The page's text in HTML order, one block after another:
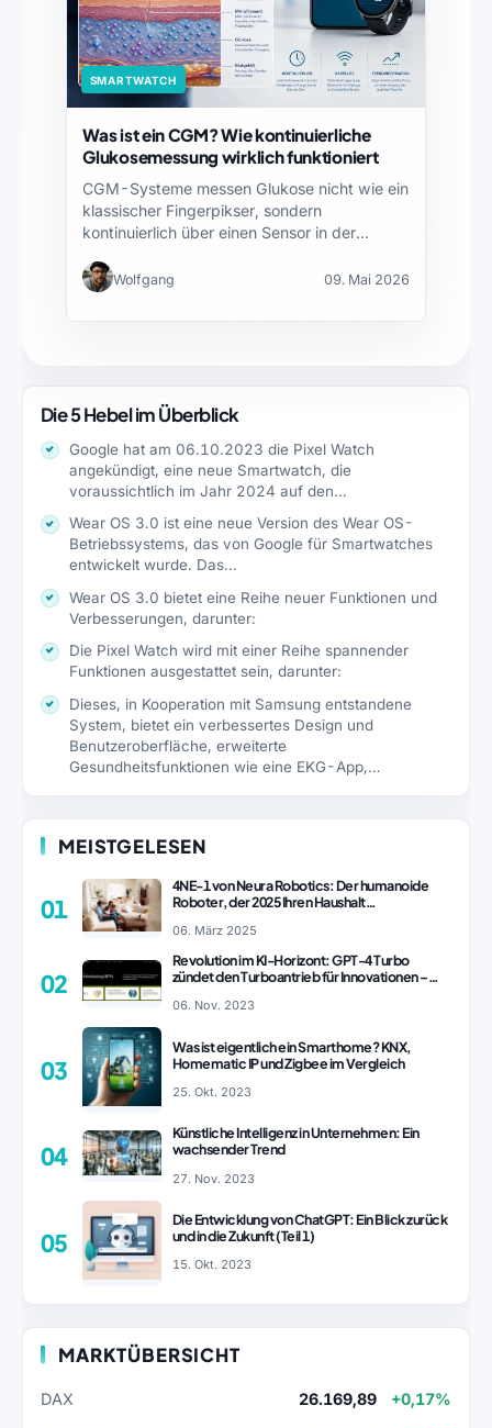
SMARTWATCH
Was ist ein CGM? Wie kontinuierliche
Glukosemessung wirklich funktioniert
CGM-Systeme messen Glukose nicht wie ein
klassischer Fingerpikser, sondern
kontinuierlich über einen Sensor in der
Wolfgang 09. Mai 2026
Die 5 Hebel im Überblick
Google hat am 06.10.2023 die Pixel Watch
angekündigt, eine neue Smartwatch, die
voraussichtlich im Jahr 2024 auf den…
Wear OS 3.0 ist eine neue Version des Wear OS-
Betriebssystems, das von Google für Smartwatches
entwickelt wurde. Das…
Wear OS 3.0 bietet eine Reihe neuer Funktionen und
Verbesserungen, darunter:
Die Pixel Watch wird mit einer Reihe spannender
Funktionen ausgestattet sein, darunter:
Dieses, in Kooperation mit Samsung entstandene
System, bietet ein verbessertes Design und
Benutzeroberfläche, erweiterte
Gesundheitsfunktionen wie eine EKG-App,…
MEISTGELESEN
01
4NE-1 von Neura Robotics: Der humanoide
Roboter, der 2025 Ihren Haushalt
06. März 2025
02
Revolution im KI-Horizont: GPT-4 Turbo
zündet den Turboantrieb für Innovationen –
06. Nov. 2023
03
Was ist eigentlich ein Smarthome? KNX,
Homematic IP und Zigbee im Vergleich
25. Okt. 2023
04
Künstliche Intelligenz in Unternehmen: Ein
wachsender Trend
27. Nov. 2023
05
Die Entwicklung von ChatGPT: Ein Blick zurück
und in die Zukunft (Teil 1)
15. Okt. 2023
MARKTÜBERSICHT
DAX 26.169,89 +0,17%